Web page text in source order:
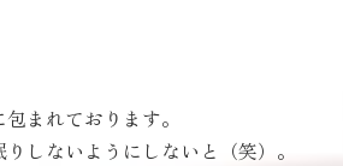
まれております。
しないようにしないと（笑）。